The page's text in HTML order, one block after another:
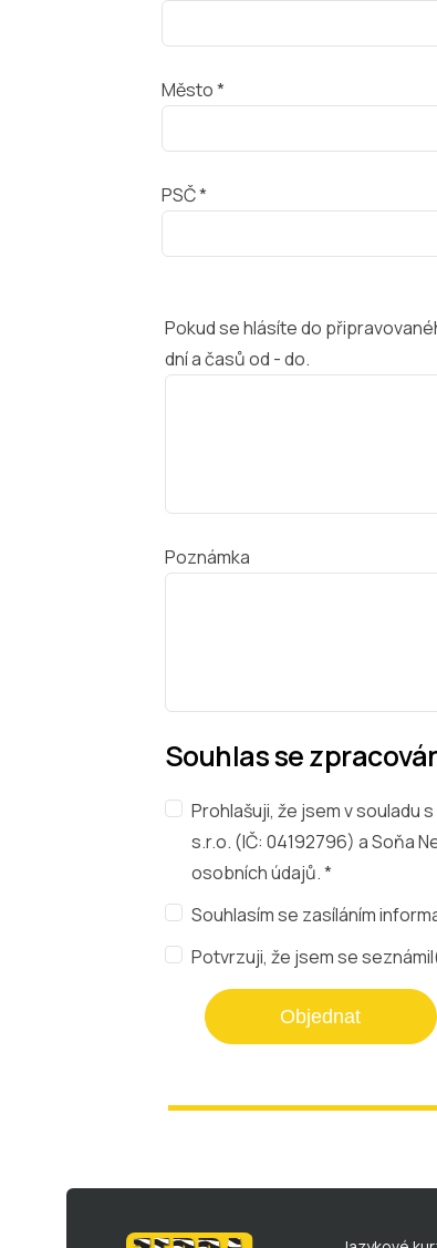
Město *
PSČ *
Pokud se hlásíte do
dní a časů od - do.
Poznámka
Souhlas se
Prohlašuji, že jsem v souladu s
s.r.o. (IČ: 04192796) a Soňa
osobních údajů. *
Souhlasím se zasíláním
Potvrzuji, že jsem se
Objednat